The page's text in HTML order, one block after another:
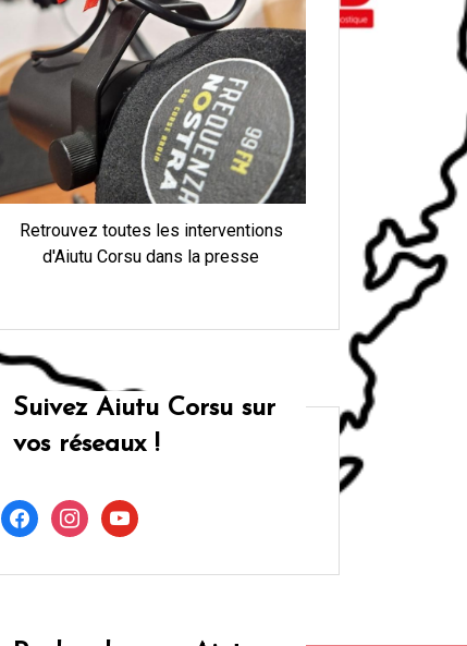
Retrouvez toutes les interventions
d'Aiutu Corsu dans la presse
Suivez Aiutu Corsu sur
vos réseaux !
facebookinstagramyoutube